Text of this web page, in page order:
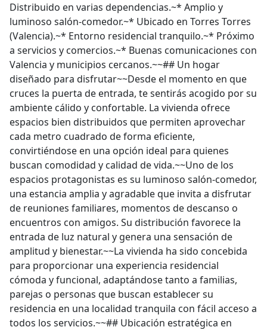
Distribuido en varias dependencias.~* Amplio y
luminoso salón-comedor.~* Ubicado en Torres Torres
(Valencia).~* Entorno residencial tranquilo.~* Próximo
a servicios y comercios.~* Buenas comunicaciones con
Valencia y municipios cercanos.~~## Un hogar
diseñado para disfrutar~~Desde el momento en que
cruces la puerta de entrada, te sentirás acogido por su
ambiente cálido y confortable. La vivienda ofrece
espacios bien distribuidos que permiten aprovechar
cada metro cuadrado de forma eficiente,
convirtiéndose en una opción ideal para quienes
buscan comodidad y calidad de vida.~~Uno de los
espacios protagonistas es su luminoso salón-comedor,
una estancia amplia y agradable que invita a disfrutar
de reuniones familiares, momentos de descanso o
encuentros con amigos. Su distribución favorece la
entrada de luz natural y genera una sensación de
amplitud y bienestar.~~La vivienda ha sido concebida
para proporcionar una experiencia residencial
cómoda y funcional, adaptándose tanto a familias,
parejas o personas que buscan establecer su
residencia en una localidad tranquila con fácil acceso a
todos los servicios.~~## Ubicación estratégica en